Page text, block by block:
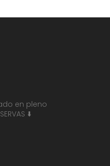
en pleno
⬇️